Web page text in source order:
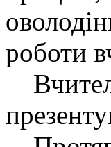
роботи